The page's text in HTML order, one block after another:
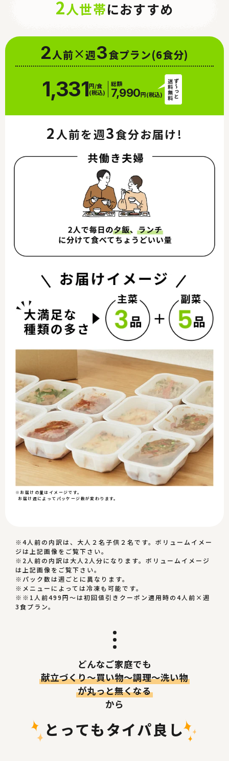
2人世帯におすすめ
2人前×週3食プラン(6食分)
1,331円/食
(税込)
総額
7,990円(税込)
2人前を週3食分お届け!
※お届けの量はイメージです。
お届け週によってパッケージ数が変わります。
※4人前の内訳は、大人２名子供２名です。ボリュームイメー
ジは上記画像をご覧下さい。
※2人前の内訳は大人2人分になります。ボリュームイメージ
は上記画像をご覧下さい。
※パック数は週ごとに異なります。
※メニューによっては冷凍も可能です。
※※1人前499円〜は初回値引きクーポン適用時の4人前×週
3食プラン。
どんなご家庭でも
献立づくり〜買い物～調理〜洗い物
が丸っと無くなる
から
とってもタイパ良し